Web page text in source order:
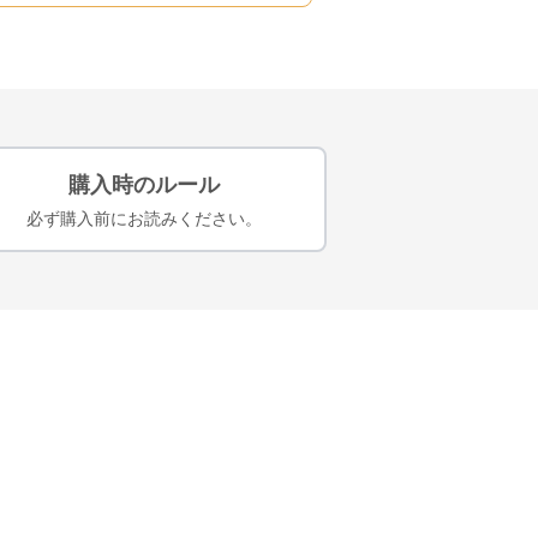
購入時のルール
必ず購入前にお読みください。